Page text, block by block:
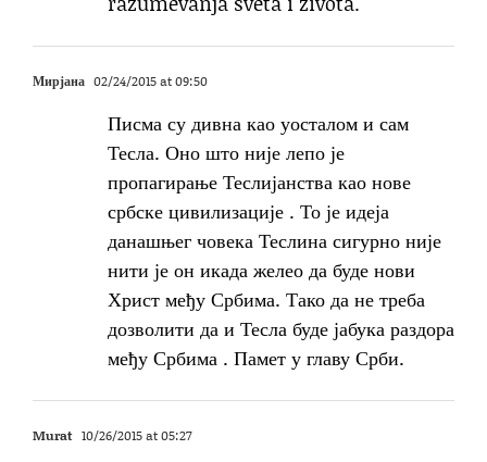
Мирјана 02/24/2015 at 09:50
Писма су дивна као уосталом и сам
Тесла. Оно што није лепо је
пропагирање Теслијанства као нове
србске цивилизације . То је идеја
данашњег човека Теслина сигурно није
нити је он икада желео да буде нови
Христ међу Србима. Тако да не треба
дозволити да и Тесла буде јабука раздора
међу Србима . Памет у главу Срби.
Murat 10/26/2015 at 05:27